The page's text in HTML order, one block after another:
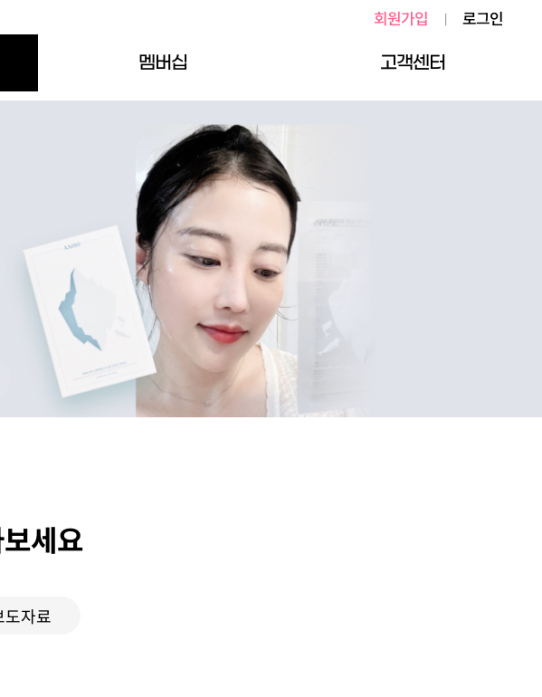
회원가입 | 로그인
멤버십 고객센터
세요
자료